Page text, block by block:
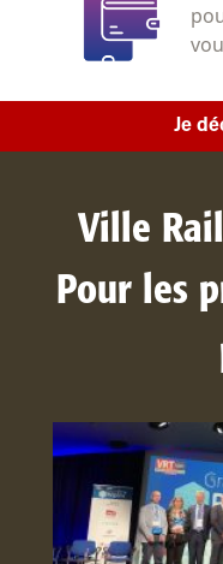
Je
Ville
Pour les